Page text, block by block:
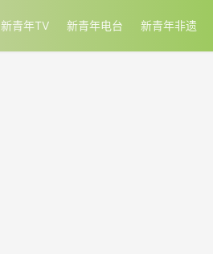
新青年TV 新青年电台 新青年非遗